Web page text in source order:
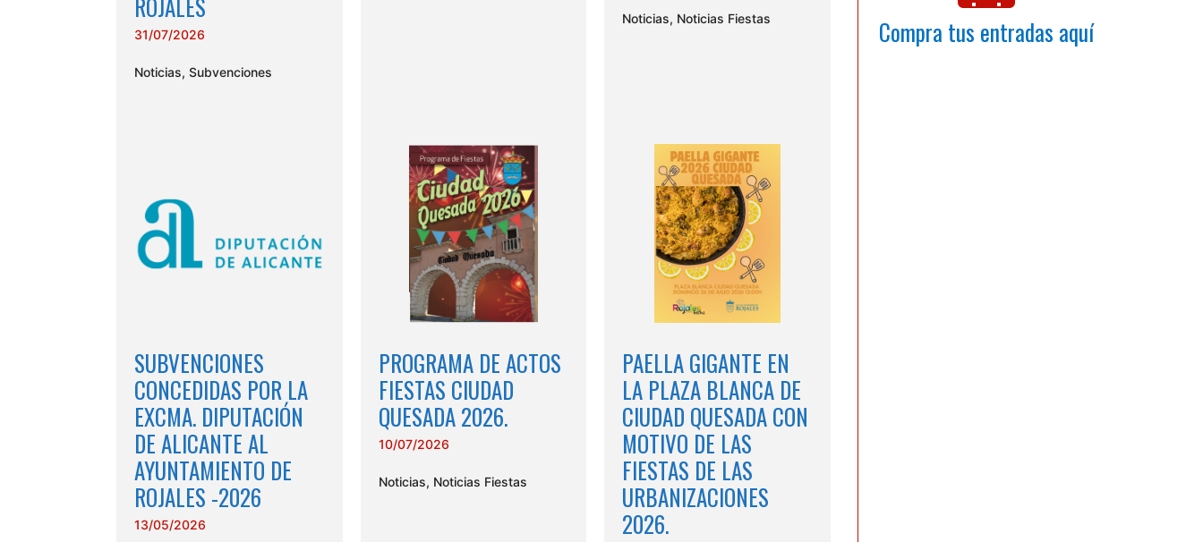
ROJALES
31/07/2026
Noticias, Subvenciones
Noticias, Noticias Fiestas
SUBVENCIONES
CONCEDIDAS POR LA
EXCMA. DIPUTACIÓN
DE ALICANTE AL
AYUNTAMIENTO DE
ROJALES -2026
13/05/2026
PROGRAMA DE ACTOS
FIESTAS CIUDAD
QUESADA 2026.
10/07/2026
Noticias, Noticias Fiestas
PAELLA GIGANTE EN
LA PLAZA BLANCA DE
CIUDAD QUESADA CON
MOTIVO DE LAS
FIESTAS DE LAS
URBANIZACIONES
2026.
Compra tus entradas aquí